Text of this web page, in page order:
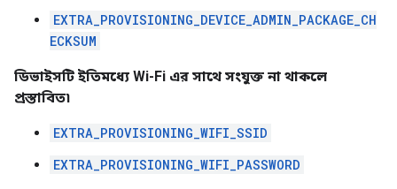
EXTRA_PROVISIONING_DEVICE_ADMIN_PACKAGE_CH
ECKSUM
ডিভাইসটি ইতিমধ্যে Wi-Fi এর সাথে সংযুক্ত না থাকলে
প্রস্তাবিত৷
EXTRA_PROVISIONING_WIFI_SSID
EXTRA_PROVISIONING_WIFI_PASSWORD